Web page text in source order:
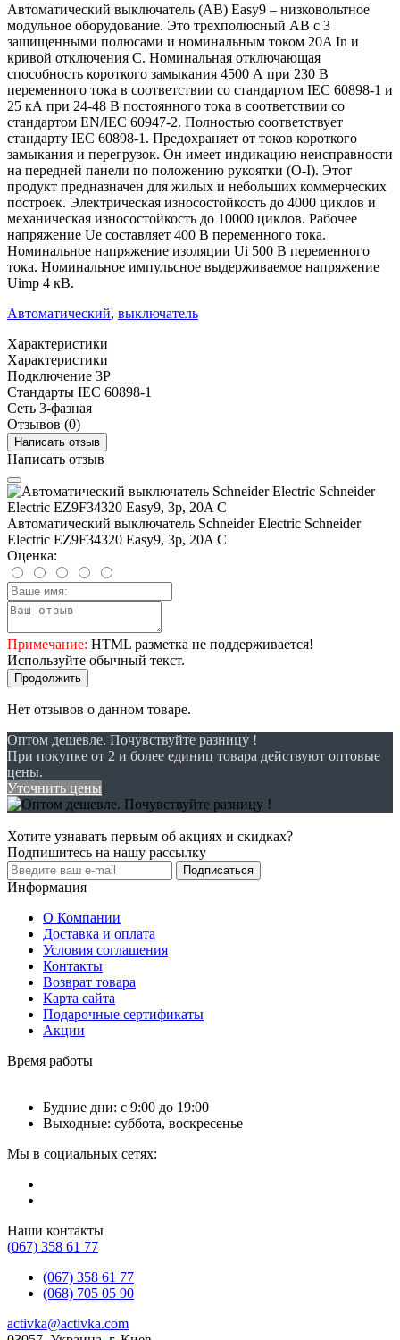
Автоматический выключатель (АВ) Easy9 – низковольтное
модульное оборудование. Это трехполюсный АВ с 3
защищенными полюсами и номинальным током 20A In и
кривой отключения C. Номинальная отключающая
способность короткого замыкания 4500 А при 230 В
переменного тока в соответствии со стандартом IEC 60898-1 и
25 кА при 24-48 В постоянного тока в соответствии со
стандартом EN/IEC 60947-2. Полностью соответствует
стандарту IEC 60898-1. Предохраняет от токов короткого
замыкания и перегрузок. Он имеет индикацию неисправности
на передней панели по положению рукоятки (O-I). Этот
продукт предназначен для жилых и небольших коммерческих
построек. Электрическая износостойкость до 4000 циклов и
механическая износостойкость до 10000 циклов. Рабочее
напряжение Ue составляет 400 В переменного тока.
Номинальное напряжение изоляции Ui 500 В переменного
тока. Номинальное импульсное выдерживаемое напряжение
Uimp 4 кВ.
Автоматический, выключатель
Характеристики
Характеристики
Подключение 3P
Стандарты IEC 60898-1
Сеть 3-фазная
Отзывов (0)
Написать отзыв
Написать отзыв
Автоматический выключатель Schneider Electric Schneider
Electric EZ9F34320 Easy9, 3p, 20A C
Оценка:
Примечание: HTML разметка не поддерживается!
Используйте обычный текст.
Продолжить
Нет отзывов о данном товаре.
Оптом дешевле. Почувствуйте разницу !
При покупке от 2 и более единиц товара действуют оптовые
цены.
Уточнить цены
Хотите узнавать первым об акциях и скидках?
Подпишитесь на нашу рассылку
Подписаться
Информация
О Компании
Доставка и оплата
Условия соглашения
Контакты
Возврат товара
Карта сайта
Подарочные сертификаты
Акции
Время работы
Будние дни: с 9:00 до 19:00
Выходные: суббота, воскресенье
Мы в социальных сетях:
Наши контакты
(067) 358 61 77
(067) 358 61 77
(068) 705 05 90
activka@activka.com